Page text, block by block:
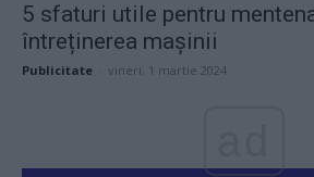
5 sfaturi utile pentru
întreținerea mașinii
Publicitate vineri, 1 martie 2024